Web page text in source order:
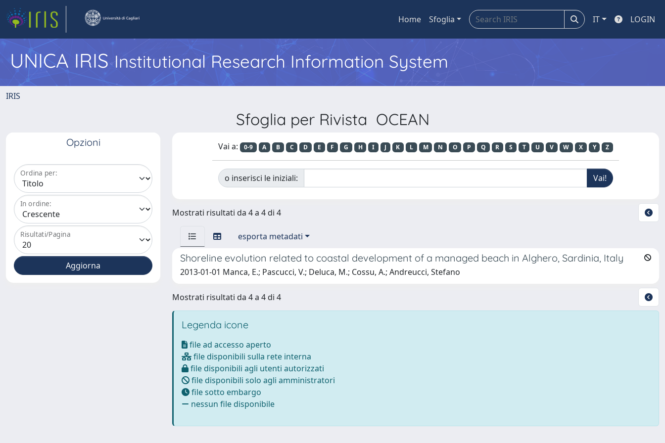
Home Sfoglia IT LOGIN
UNICA IRISInstitutional Research Information System
IRIS
Sfoglia per Rivista OCEAN
Opzioni
Ordina per:
In ordine:
Risultati/Pagina
Vai a: 0-9 A B C D E F G H I J K L M N O P Q R S T U V W X Y Z
o inserisci le iniziali:
Mostrati risultati da 4 a 4 di 4
esporta metadati
Shoreline evolution related to coastal development of a managed beach in Alghero, Sardinia, Italy
2013-01-01 Manca, E.; Pascucci, V.; Deluca, M.; Cossu, A.; Andreucci, Stefano
Mostrati risultati da 4 a 4 di 4
Legenda icone
file ad accesso aperto
file disponibili sulla rete interna
file disponibili agli utenti autorizzati
file disponibili solo agli amministratori
file sotto embargo
nessun file disponibile